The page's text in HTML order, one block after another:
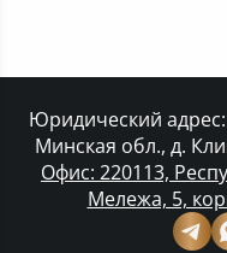
Юридический адрес:
Минская обл., д.
Офис: 220113,
Мележа, 5,